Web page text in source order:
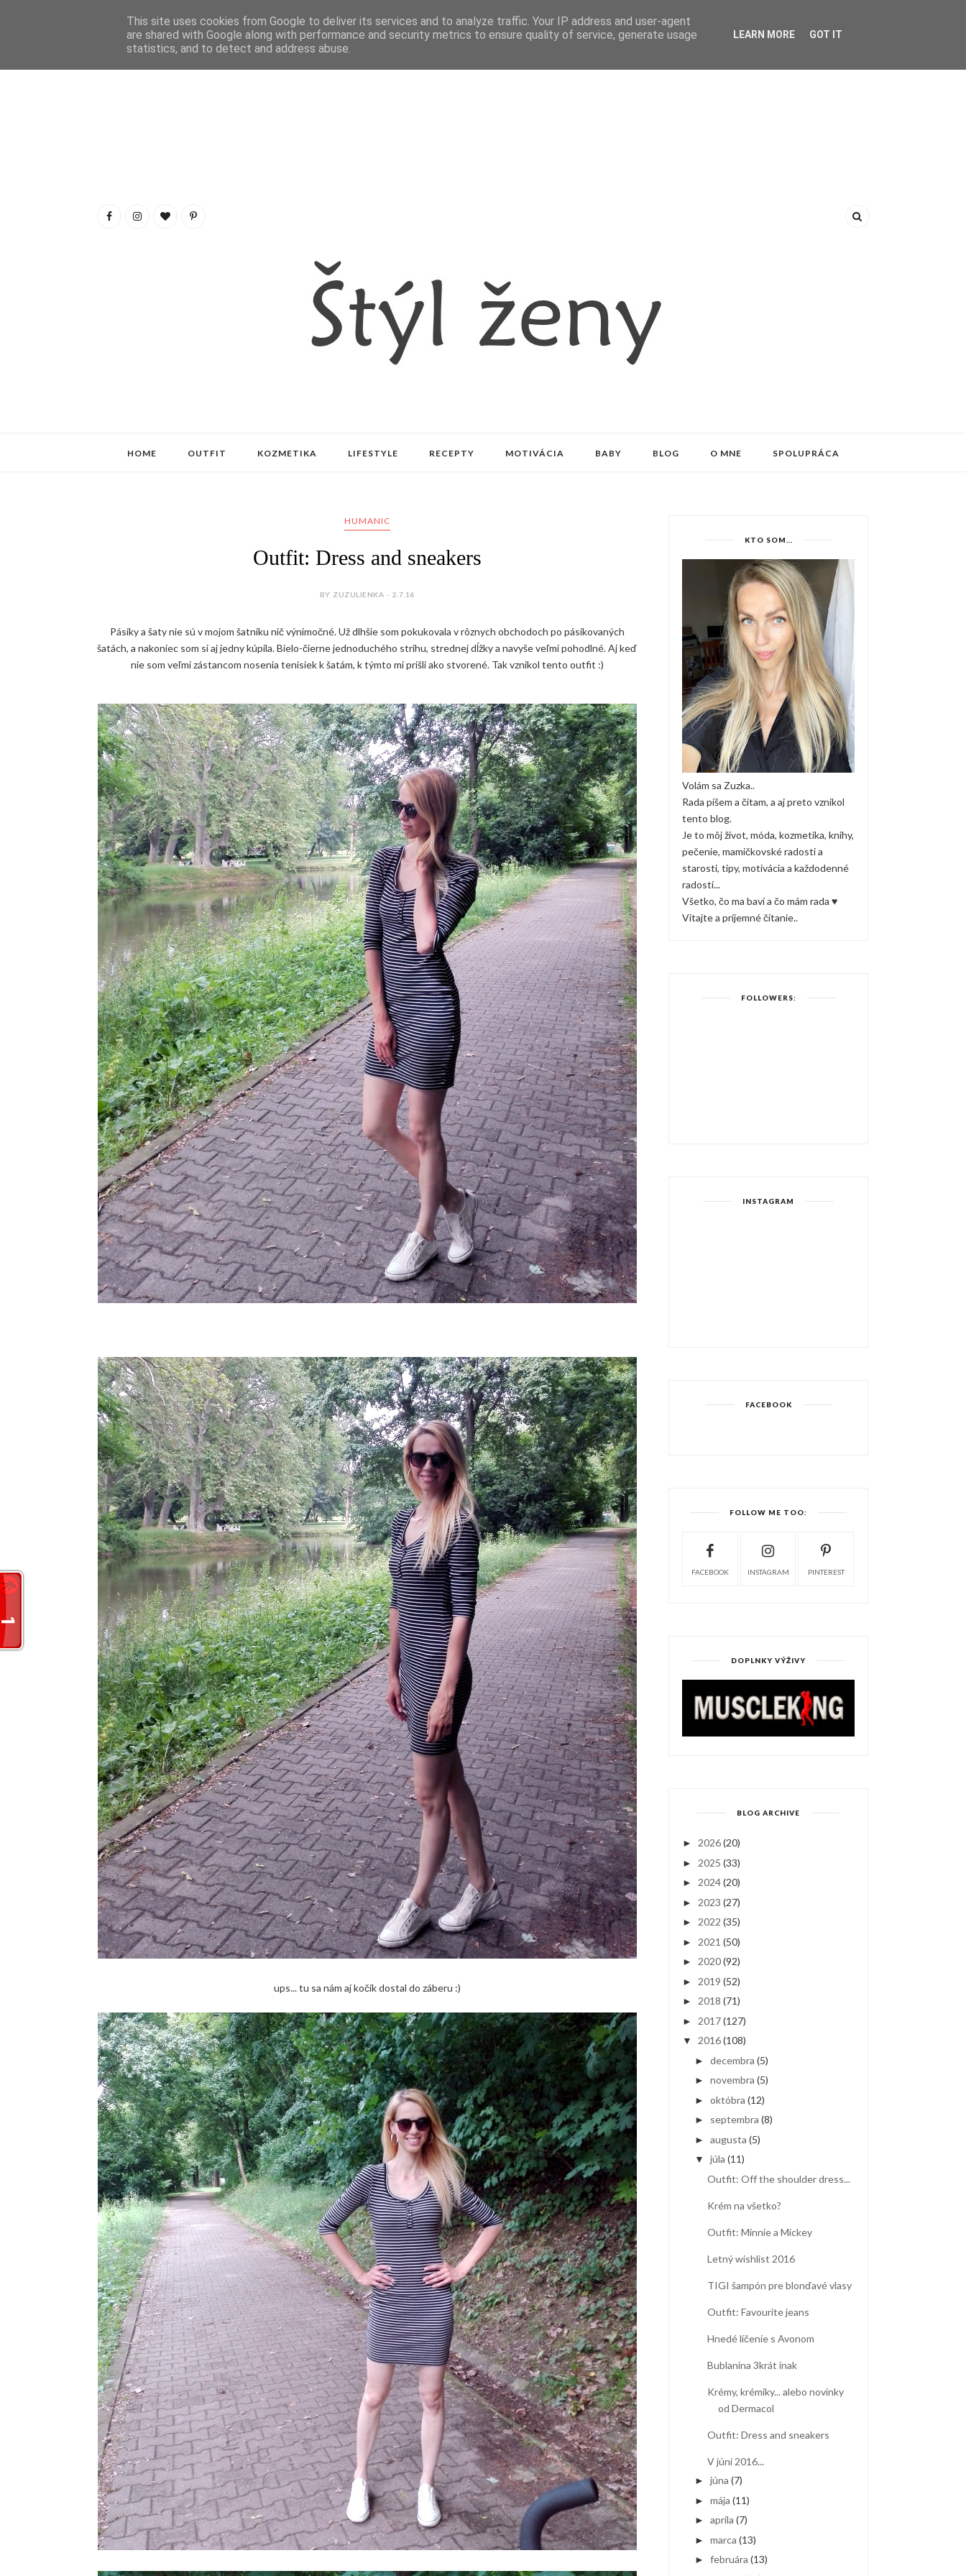
HOME OUTFIT KOZMETIKA LIFESTYLE RECEPTY MOTIVÁCIA BABY BLOG O MNE SPOLUPRÁCA
HUMANIC
Outfit: Dress and sneakers
BY ZUZULIENKA - 2.7.16
Pásiky a šaty nie sú v mojom šatníku nič výnimočné. Už dlhšie som pokukovala v rôznych obchodoch po pásikovaných
šatách, a nakoniec som si aj jedny kúpila. Bielo-čierne jednoduchého strihu, strednej dĺžky a navyše veľmi pohodlné. Aj keď
nie som veľmi zástancom nosenia tenisiek k šatám, k týmto mi prišli ako stvorené. Tak vznikol tento outfit :)
ups... tu sa nám aj kočík dostal do záberu :)
KTO SOM...
Volám sa Zuzka..
Rada píšem a čítam, a aj preto vznikol
tento blog.
Je to môj život, móda, kozmetika, knihy,
pečenie, mamičkovské radosti a
starosti, tipy, motivácia a každodenné
radosti...
Všetko, čo ma baví a čo mám rada ♥
Vitajte a príjemné čítanie..
FOLLOWERS:
INSTAGRAM
FACEBOOK
FOLLOW ME TOO:
FACEBOOK INSTAGRAM PINTEREST
DOPLNKY VÝŽIVY
BLOG ARCHIVE
► 2026(20)
► 2025 (33)
► 2024(20)
► 2023 (27)
► 2022 (35)
► 2021 (50)
► 2020(92)
► 2019 (52)
► 2018 (71)
► 2017(127)
▼ 2016(108)
► decembra (5)
► novembra (5)
► októbra (12)
► septembra (8)
► augusta (5)
▼ júla (11)
Outfit: Off the shoulder dress...
Krém na všetko?
Outfit: Minnie a Mickey
Letný wishlist 2016
TIGI šampón pre blonďavé vlasy
Outfit: Favourite jeans
Hnedé líčenie s Avonom
Bublanina 3krát inak
Krémy, krémiky... alebo novinky
od Dermacol
Outfit: Dress and sneakers
V júni 2016...
► júna (7)
► mája (11)
► apríla (7)
► marca (13)
► februára (13)
This site uses cookies from Google to deliver its services and to analyze traffic. Your IP address and user-agent
are shared with Google along with performance and security metrics to ensure quality of service, generate usage
statistics, and to detect and address abuse.
LEARN MORE GOT IT